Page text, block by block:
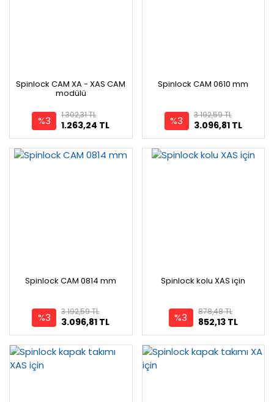
Spinlock CAM XA - XAS CAM
modülü
%3 1.263,24 TL
1.302,31 TL
Spinlock CAM 0610 mm
%3 3.096,81 TL
3.192,59 TL
Spinlock CAM 0814 mm
%3 3.096,81 TL
3.192,59 TL
Spinlock kolu XAS için
%3 852,13 TL
878,48 TL